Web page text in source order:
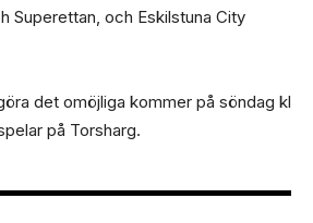
Superettan, och Eskilstuna City
det omöjliga kommer på söndag kl
på Torsharg.